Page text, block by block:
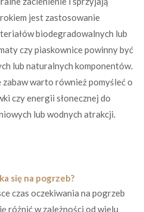
jest zastosowanie
biodegradowalnych lub
czy piaskownice powinny być
lub naturalnych komponentów.
warto również pomyśleć o
czy energii słonecznej do
lub wodnych atrakcji.
się na pogrzeb?
czas oczekiwania na pogrzeb
różnić w zależności od wielu